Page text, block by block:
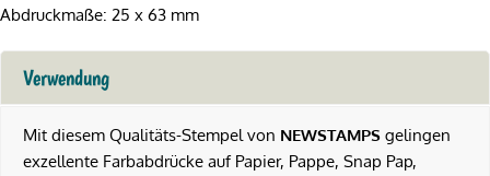
Abdruckmaße: 25 x 63 mm
Verwendung
Mit diesem Qualitäts-Stempel von NEWSTAMPS gelingen
exzellente Farbabdrücke auf Papier, Pappe, Snap Pap,